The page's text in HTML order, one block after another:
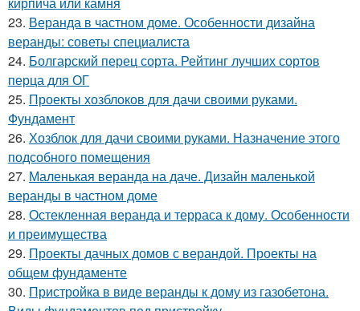
23. Веранда в частном доме. Особенности дизайна
веранды: советы специалиста
24. Болгарский перец сорта. Рейтинг лучших сортов
перца для ОГ
25. Проекты хозблоков для дачи своими руками.
Фундамент
26. Хозблок для дачи своими руками. Назначение этого
подсобного помещения
27. Маленькая веранда на даче. Дизайн маленькой
веранды в частном доме
28. Остекленная веранда и терраса к дому. Особенности
и преимущества
29. Проекты дачных домов с верандой. Проекты на
общем фундаменте
30. Пристройка в виде веранды к дому из газобетона.